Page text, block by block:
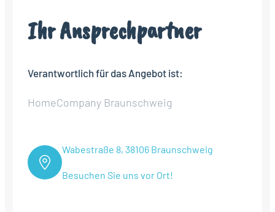
Ihr Ansprechpartner
Verantwortlich für das Angebot ist:
HomeCompany Braunschweig
Wabestraße 8, 38106 Braunschweig
Besuchen Sie uns vor Ort!